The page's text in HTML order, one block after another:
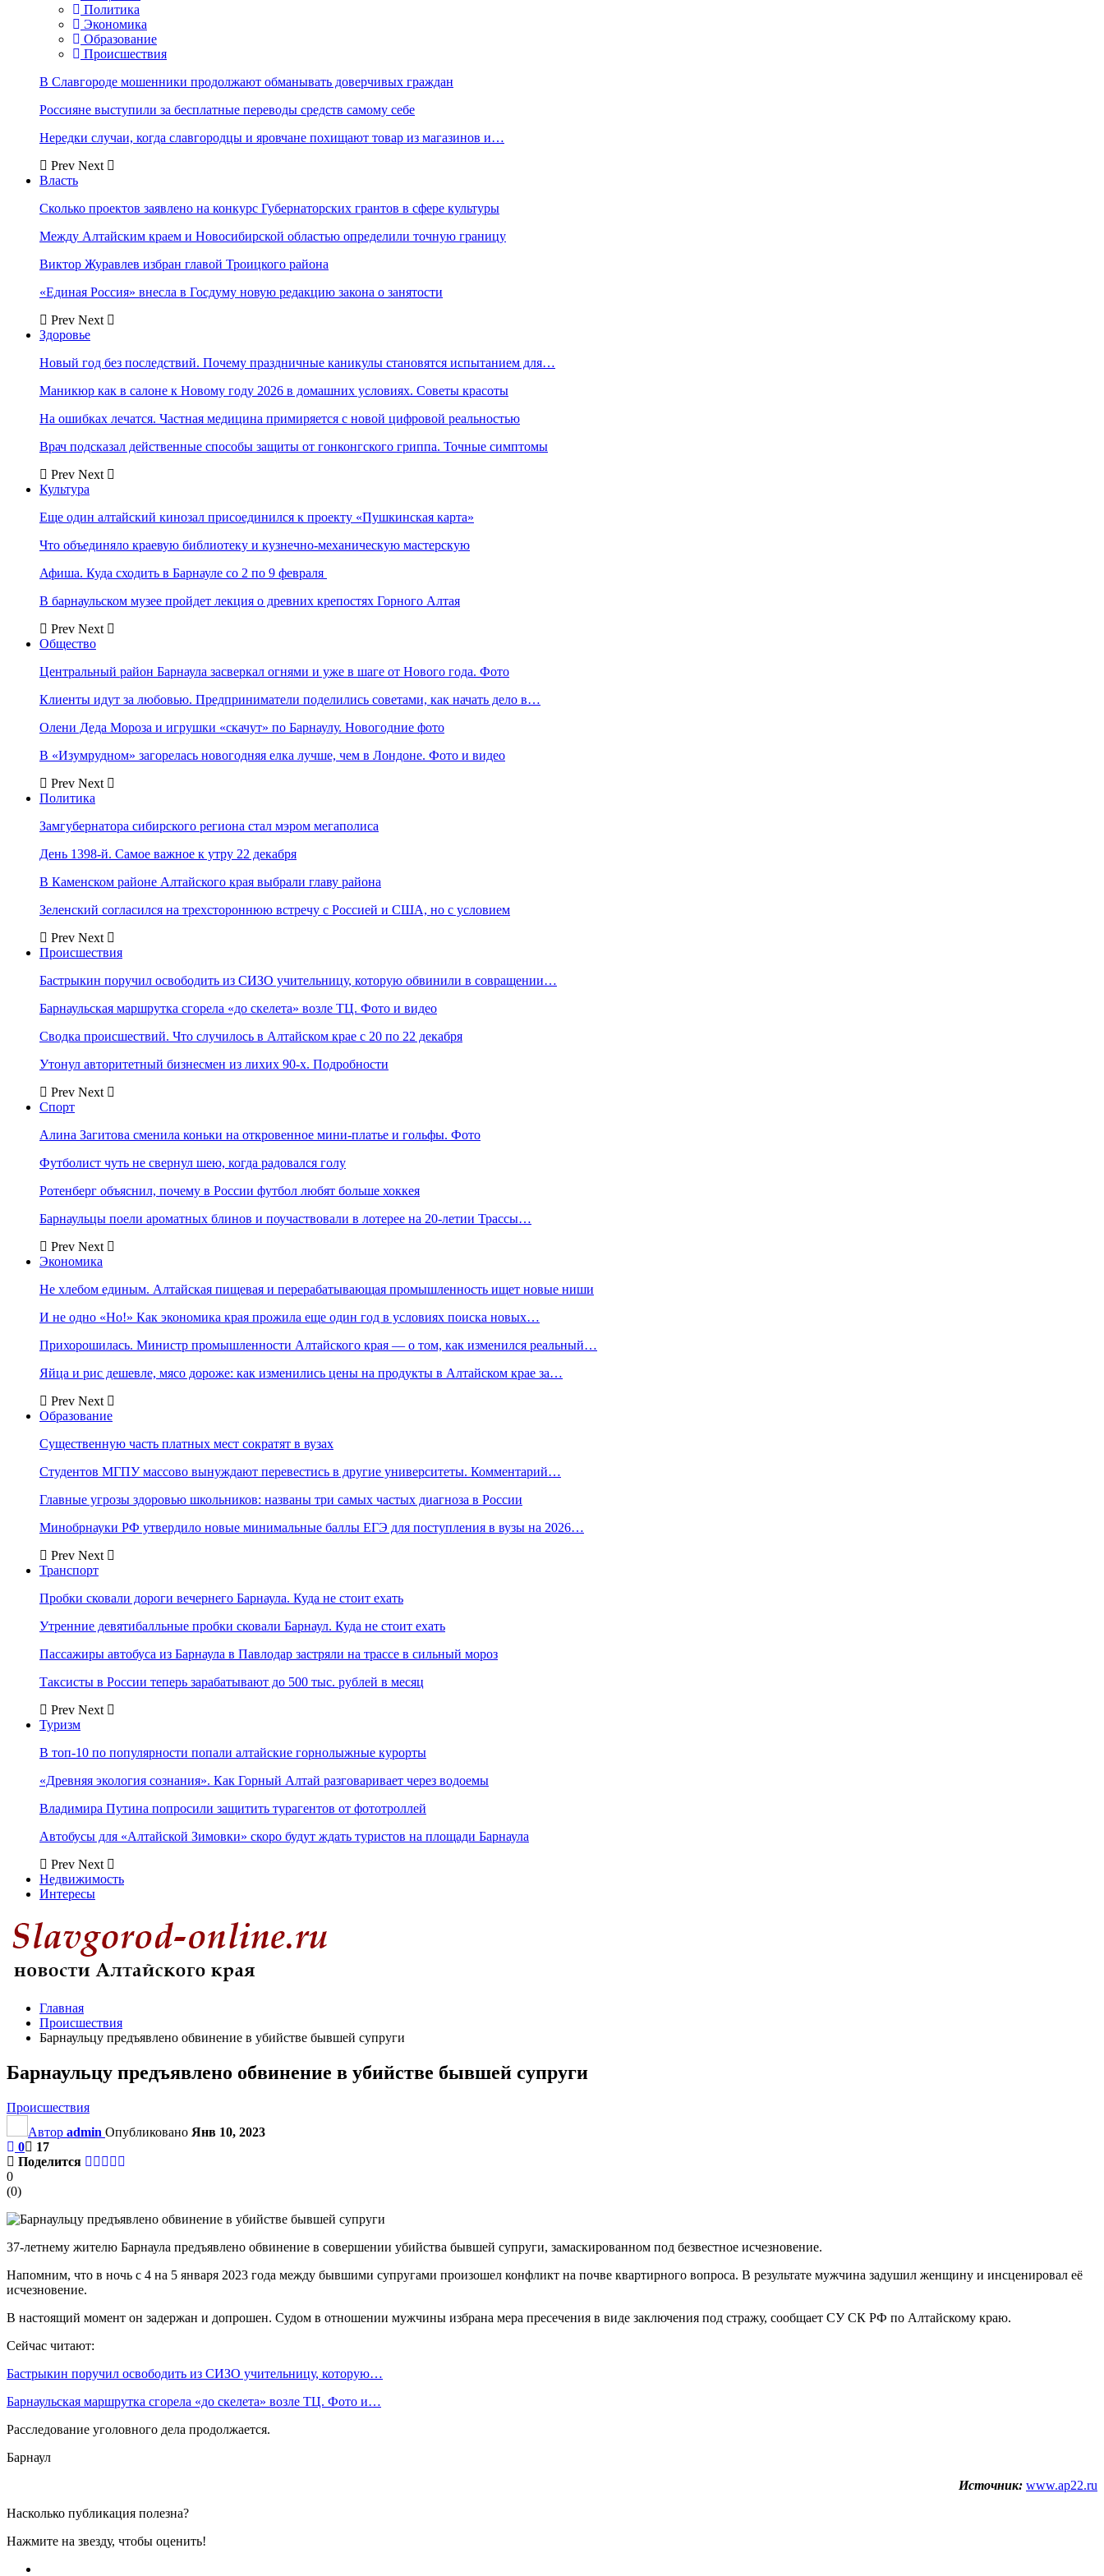
Политика
Экономика
Образование
Происшествия
В Славгороде мошенники продолжают обманывать доверчивых граждан
Россияне выступили за бесплатные переводы средств самому себе
Нередки случаи, когда славгородцы и яровчане похищают товар из магазинов и…
Prev Next
Власть
Сколько проектов заявлено на конкурс Губернаторских грантов в сфере культуры
Между Алтайским краем и Новосибирской областью определили точную границу
Виктор Журавлев избран главой Троицкого района
«Единая Россия» внесла в Госдуму новую редакцию закона о занятости
Prev Next
Здоровье
Новый год без последствий. Почему праздничные каникулы становятся испытанием для…
Маникюр как в салоне к Новому году 2026 в домашних условиях. Советы красоты
На ошибках лечатся. Частная медицина примиряется с новой цифровой реальностью
Врач подсказал действенные способы защиты от гонконгского гриппа. Точные симптомы
Prev Next
Культура
Еще один алтайский кинозал присоединился к проекту «Пушкинская карта»
Что объединяло краевую библиотеку и кузнечно-механическую мастерскую
Афиша. Куда сходить в Барнауле со 2 по 9 февраля
В барнаульском музее пройдет лекция о древних крепостях Горного Алтая
Prev Next
Общество
Центральный район Барнаула засверкал огнями и уже в шаге от Нового года. Фото
Клиенты идут за любовью. Предприниматели поделились советами, как начать дело в…
Олени Деда Мороза и игрушки «скачут» по Барнаулу. Новогодние фото
В «Изумрудном» загорелась новогодняя елка лучше, чем в Лондоне. Фото и видео
Prev Next
Политика
Замгубернатора сибирского региона стал мэром мегаполиса
День 1398-й. Самое важное к утру 22 декабря
В Каменском районе Алтайского края выбрали главу района
Зеленский согласился на трехстороннюю встречу с Россией и США, но с условием
Prev Next
Происшествия
Бастрыкин поручил освободить из СИЗО учительницу, которую обвинили в совращении…
Барнаульская маршрутка сгорела «до скелета» возле ТЦ. Фото и видео
Сводка происшествий. Что случилось в Алтайском крае с 20 по 22 декабря
Утонул авторитетный бизнесмен из лихих 90-х. Подробности
Prev Next
Спорт
Алина Загитова сменила коньки на откровенное мини-платье и гольфы. Фото
Футболист чуть не свернул шею, когда радовался голу
Ротенберг объяснил, почему в России футбол любят больше хоккея
Барнаульцы поели ароматных блинов и поучаствовали в лотерее на 20-летии Трассы…
Prev Next
Экономика
Не хлебом единым. Алтайская пищевая и перерабатывающая промышленность ищет новые ниши
И не одно «Но!» Как экономика края прожила еще один год в условиях поиска новых…
Прихорошилась. Министр промышленности Алтайского края — о том, как изменился реальный…
Яйца и рис дешевле, мясо дороже: как изменились цены на продукты в Алтайском крае за…
Prev Next
Образование
Существенную часть платных мест сократят в вузах
Студентов МГПУ массово вынуждают перевестись в другие университеты. Комментарий…
Главные угрозы здоровью школьников: названы три самых частых диагноза в России
Минобрнауки РФ утвердило новые минимальные баллы ЕГЭ для поступления в вузы на 2026…
Prev Next
Транспорт
Пробки сковали дороги вечернего Барнаула. Куда не стоит ехать
Утренние девятибалльные пробки сковали Барнаул. Куда не стоит ехать
Пассажиры автобуса из Барнаула в Павлодар застряли на трассе в сильный мороз
Таксисты в России теперь зарабатывают до 500 тыс. рублей в месяц
Prev Next
Туризм
В топ-10 по популярности попали алтайские горнолыжные курорты
«Древняя экология сознания». Как Горный Алтай разговаривает через водоемы
Владимира Путина попросили защитить турагентов от фототроллей
Автобусы для «Алтайской Зимовки» скоро будут ждать туристов на площади Барнаула
Prev Next
Недвижимость
Интересы
Главная
Происшествия
Барнаульцу предъявлено обвинение в убийстве бывшей супруги
Барнаульцу предъявлено обвинение в убийстве бывшей супруги
Происшествия
Автор admin Опубликовано Янв 10, 2023
0
17
Поделится
0
(0)
37-летнему жителю Барнаула предъявлено обвинение в совершении убийства бывшей супруги, замаскированном под безвестное исчезновение.
Напомним, что в ночь с 4 на 5 января 2023 года между бывшими супругами произошел конфликт на почве квартирного вопроса. В результате мужчина задушил женщину и инсценировал её
исчезновение.
В настоящий момент он задержан и допрошен. Судом в отношении мужчины избрана мера пресечения в виде заключения под стражу, сообщает СУ СК РФ по Алтайскому краю.
Сейчас читают:
Бастрыкин поручил освободить из СИЗО учительницу, которую…
Барнаульская маршрутка сгорела «до скелета» возле ТЦ. Фото и…
Расследование уголовного дела продолжается.
Барнаул
Источник: www.ap22.ru
Насколько публикация полезна?
Нажмите на звезду, чтобы оценить!